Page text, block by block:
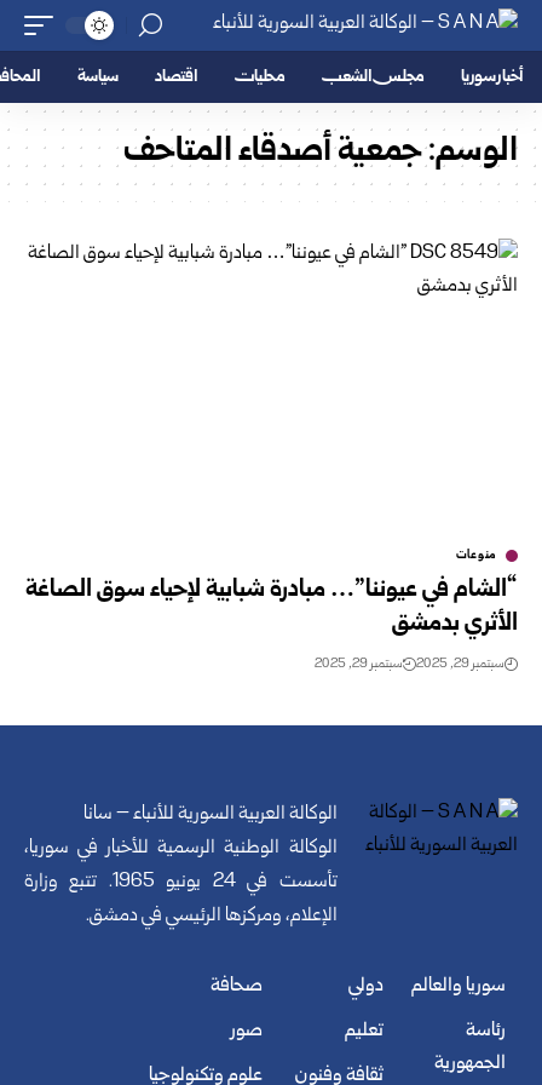
أخبار سوريا مجلس الشعب محليات اقتصاد سياسة
الوسم:جمعية أصدقاء المتاحف
منوعات
“الشام في عيوننا”… مبادرة شبابية لإحياء سوق الصاغة
الأثري بدمشق
سبتمبر 29, 2025 سبتمبر 29, 2025
الوكالة العربية السورية للأنباء – سانا
الوكالة الوطنية الرسمية للأخبار في سوريا،
تأسست في 24 يونيو 1965. تتبع وزارة
الإعلام، ومركزها الرئيسي في دمشق.
سوريا والعالم
رئاسة
الجمهورية
دولي
تعليم
ثقافة وفنون
صحافة
صور
علوم وتكنولوجيا